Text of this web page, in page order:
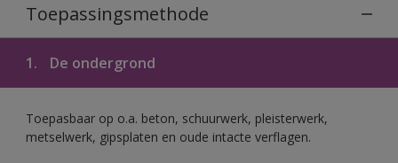
Toepassingsmethode
1. De ondergrond
Toepasbaar op o.a. beton, schuurwerk, pleisterwerk,
metselwerk, gipsplaten en oude intacte verflagen.